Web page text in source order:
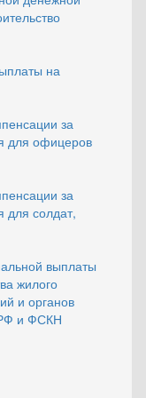
на
за
для офицеров
за
солдат,
выплаты
жилого
и органов
и ФСКН